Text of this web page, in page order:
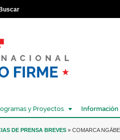
y Proyectos Información
AQUÍ
DE PRENSA BREVES » COMARCA